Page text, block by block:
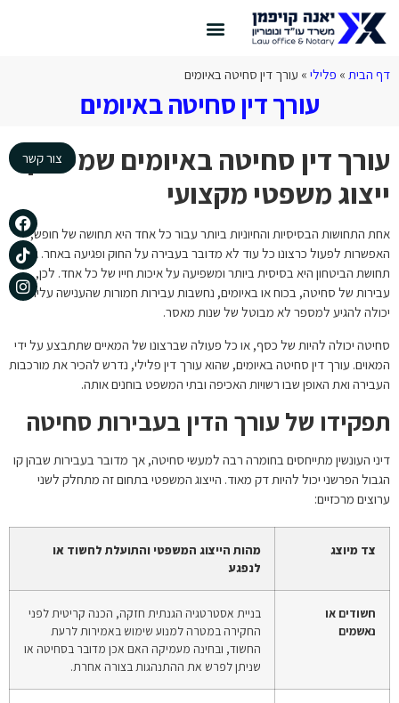
דף הבית » פלילי » עורך דין סחיטה באיומים
עורך דין סחיטה באיומים
עורך דין סחיטה באיומים שמספק
ייצוג משפטי מקצועי
אחת התחושות הבסיסיות והחיוניות ביותר עבור כל אחד היא תחושה של חופש,
האפשרות לפעול כרצונו כל עוד לא מדובר בעבירה על החוק ופגיעה באחר. גם
תחושת הביטחון היא בסיסית ביותר ומשפיעה על איכות חייו של כל אחד. לכן,
עבירות של סחיטה, בכוח או באיומים, נחשבות עבירות חמורות שהענישה עליהן
יכולה להגיע למספר לא מבוטל של שנות מאסר.
סחיטה יכולה להיות של כסף, או כל פעולה שברצונו של המאיים שתתבצע על ידי
המאוים. עורך דין סחיטה באיומים, שהוא עורך דין פלילי, נדרש להכיר את מורכבות
העבירה ואת האופן שבו רשויות האכיפה ובתי המשפט בוחנים אותה.
תפקידו של עורך הדין בעבירות סחיטה
דיני העונשין מתייחסים בחומרה רבה למעשי סחיטה, אך מדובר בעבירות שבהן קו
הגבול הפרשני יכול להיות דק מאוד. הייצוג המשפטי בתחום זה מתחלק לשני
ערוצים מרכזיים:
צד מיוצג
מהות הייצוג המשפטי והתועלת לחשוד או
לנפגע
חשודים או
נאשמים
בניית אסטרטגיה הגנתית חזקה, הכנה קריטית לפני
החקירה במטרה למנוע שימוש באמירות לרעת
החשוד, ובחינה מעמיקה האם אכן מדובר בסחיטה או
שניתן לפרש את ההתנהגות בצורה אחרת.
צור קשר